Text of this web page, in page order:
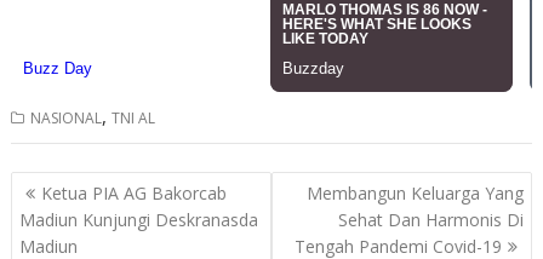
NASIONAL,TNI AL
Post
navigation
Ketua PIA AG Bakorcab
Madiun Kunjungi Deskranasda
Madiun
Membangun Keluarga Yang
Sehat Dan Harmonis Di
Tengah Pandemi Covid-19